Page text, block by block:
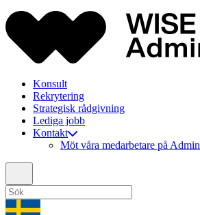
Konsult
Rekrytering
Strategisk rådgivning
Lediga jobb
Kontakt
Möt våra medarbetare på Admin